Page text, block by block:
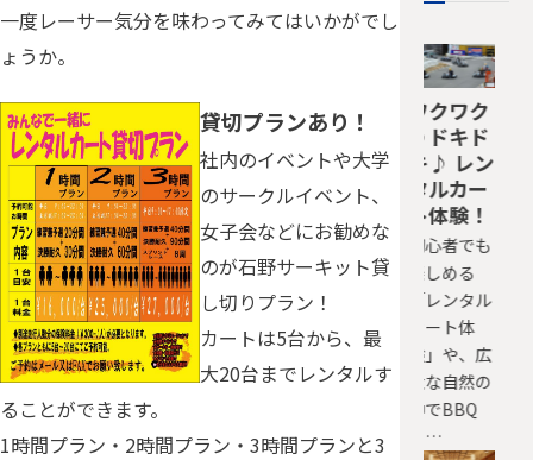
一度レーサー気分を味わってみてはいかがでし
ょうか。
貸切プランあり！
社内のイベントや大学
のサークルイベント、
女子会などにお勧めな
のが石野サーキット貸
し切りプラン！
カートは5台から、最
大20台までレンタルす
ることができます。
1時間プラン・2時間プラン・3時間プランと3
ワクワク
♪ドキド
キ♪ レン
タルカー
ト体験！
初心者でも
楽しめる
「レンタル
カート体
験」や、広
大な自然の
と…